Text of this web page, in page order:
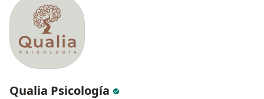
Qualia Psicología